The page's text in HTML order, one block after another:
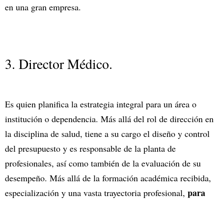
en una gran empresa.
3. Director Médico.
Es quien planifica la estrategia integral para un área o
institución o dependencia. Más allá del rol de dirección en
la disciplina de salud, tiene a su cargo el diseño y control
del presupuesto y es responsable de la planta de
profesionales, así como también de la evaluación de su
desempeño. Más allá de la formación académica recibida,
especialización y una vasta trayectoria profesional, para